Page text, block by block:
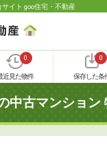
イト goo住宅・不動産
0
近見た物件
0
保存した条
中古マンション